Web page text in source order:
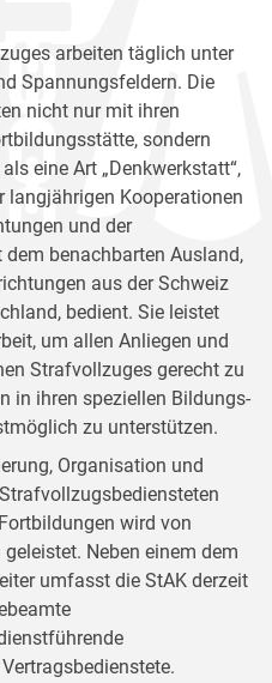
arbeiten täglich unter
Spannungsfeldern. Die
nicht nur mit ihren
sondern
eine Art „Denkwerkstatt“,
langjährigen Kooperationen
und der
benachbarten Ausland,
aus der Schweiz
bedient. Sie leistet
um allen Anliegen und
Strafvollzuges gerecht zu
in ihren speziellen Bildungs-
zu unterstützen.
Organisation und
wird von
Neben einem dem
umfasst die StAK derzeit